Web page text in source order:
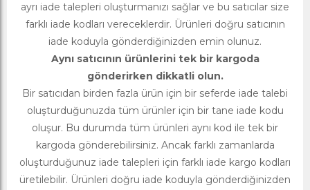
ayrı iade talepleri oluşturmanızı sağlar ve bu satıcılar size
farklı iade kodları vereceklerdir. Ürünleri doğru satıcının
iade koduyla gönderdiğinizden emin olunuz.
Aynı satıcının ürünlerini tek bir kargoda
gönderirken dikkatli olun.
Bir satıcıdan birden fazla ürün için bir seferde iade talebi
oluşturduğunuzda tüm ürünler için bir tane iade kodu
oluşur. Bu durumda tüm ürünleri aynı kod ile tek bir
kargoda gönderebilirsiniz. Ancak farklı zamanlarda
oluşturduğunuz iade talepleri için farklı iade kargo kodları
üretilebilir. Ürünleri doğru iade koduyla gönderdiğinizden